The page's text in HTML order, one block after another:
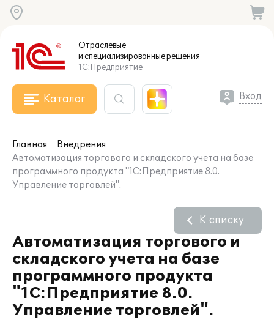
Отраслевые
и специализированныерешения
1С:Предприятие
Каталог Вход
Главная
Внедрения
Автоматизация торгового и складского учета на базе
программного продукта "1С:Предприятие 8.0.
Управление торговлей".
Автоматизация торгового и
складского учета на базе
программного продукта
"1С:Предприятие 8.0.
Управление торговлей".
К списку